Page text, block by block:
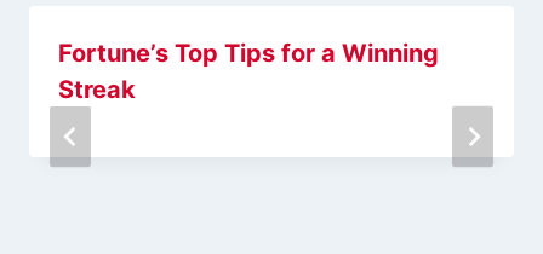
Fortune’s Top Tips for a Winning
Streak